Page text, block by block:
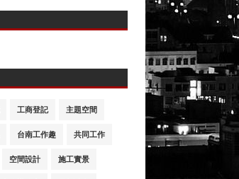
工商登記 主題空間
台南工作趣 共同工作
空間設計 施工實景